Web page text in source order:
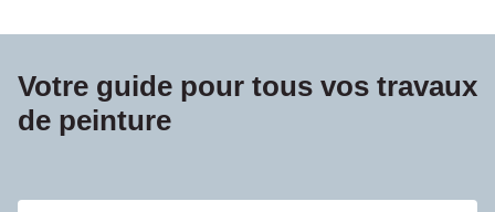
Votre guide pour tous vos travaux
de peinture